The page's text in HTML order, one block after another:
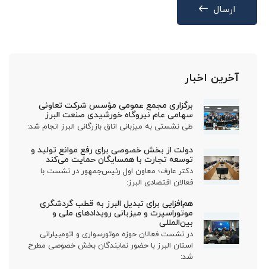
ارسال
آخرین اخبار
برگزاری مجمع عمومی مؤسس شرکت تعاونی
سهامی عام نیروگاه خورشیدی صنعت البرز
طی نشستی به میزبانی اتاق بازرگانی البرز انجام شد:
دولت از بخش خصوصی برای رفع موانع تولید و
توسعه تجارت با همسایگان حمایت می‌کند
دکتر عارف؛ معاون اول رئیس‌جمهور در نشست با
فعالان اقتصادی البرز:
هم‌افزایی برای تبدیل البرز به قطب گردشگری
موتوراسپرت و میزبانی رویدادهای ملی و
بین‌المللی
در نشست فعالان حوزه موتورسواری و اتومبیلرانی
استان البرز با حضور نمایندگان بخش خصوصی مطرح
شد: